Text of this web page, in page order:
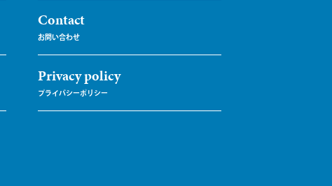
Contact
Privacy policy